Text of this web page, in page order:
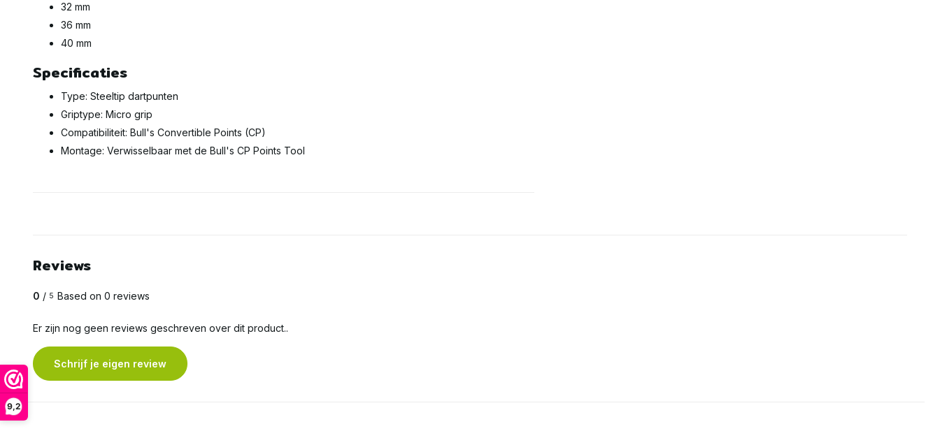
9,2
32 mm
36 mm
40 mm
Specificaties
Type: Steeltip dartpunten
Griptype: Micro grip
Compatibiliteit: Bull's Convertible Points (CP)
Montage: Verwisselbaar met de Bull's CP Points Tool
Reviews
0 / 5 Based on 0 reviews
Er zijn nog geen reviews geschreven over dit product..
Schrijf je eigen review